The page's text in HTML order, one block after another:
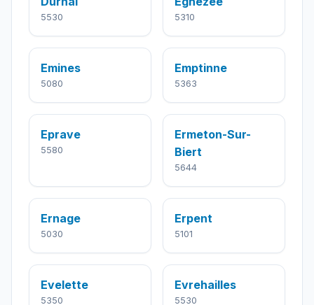
5530 5310
Emines
5080
Emptinne
5363
Eprave
5580
Ermeton-Sur-
Biert
5644
Ernage
5030
Erpent
5101
Evelette
5350
Evrehailles
5530